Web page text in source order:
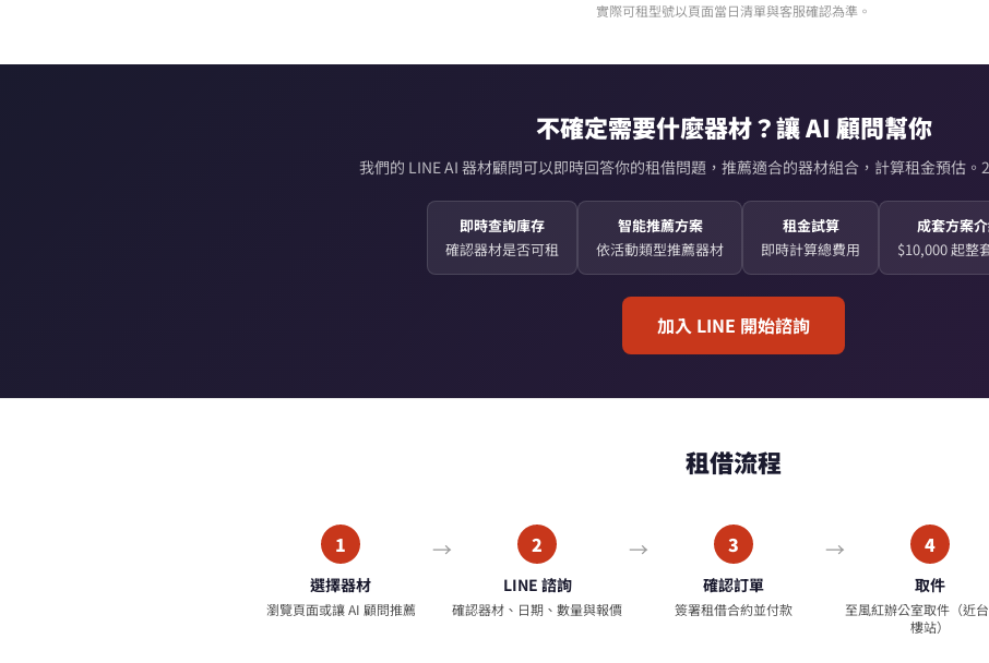
實際可租型號以頁面當日清單與客服確認為準。
不確定需要什麼器材？讓 AI 顧問幫你
我們的 LINE AI 器材顧問可以即時回答你的租借問題，推薦適合的器材組合，計算租金預估。
即時查詢庫存
確認器材是否可租
智能推薦方案
依活動類型推薦器材
租金試算
即時計算總費用
成套方案
$10,000 起整
加入 LINE 開始諮詢
租借流程
1
選擇器材
瀏覽頁面或讓 AI 顧問推薦
2
LINE 諮詢
確認器材、日期、數量與報價
3
確認訂單
簽署租借合約並付款
4
取件
至風紅辦公室取件（近
樓站）